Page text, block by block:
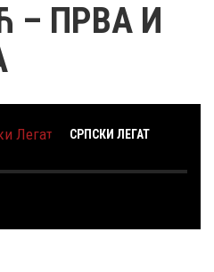
– ПРВА И
СРПСКИ ЛЕГАТ